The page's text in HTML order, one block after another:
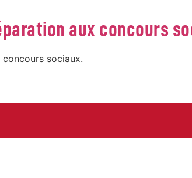
aux concours
sociaux.